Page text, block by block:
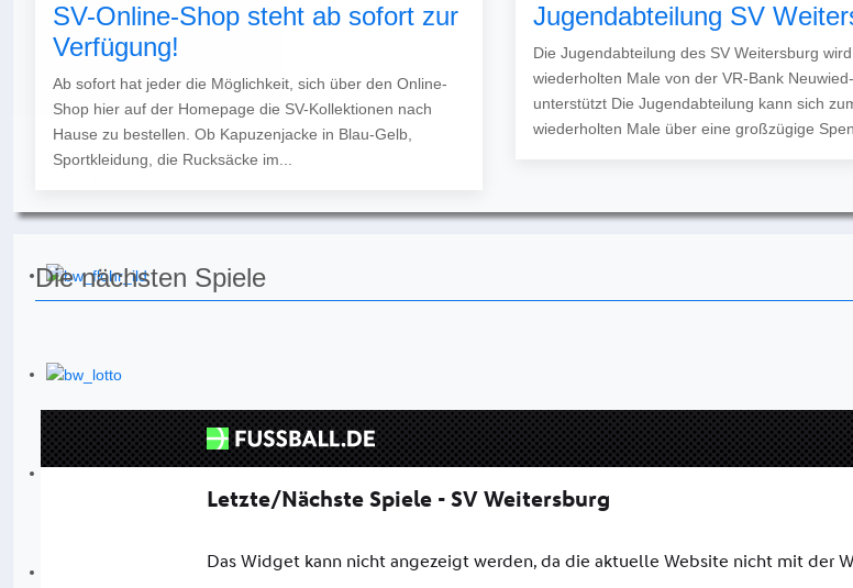
SV-Online-Shop steht ab sofort zur
Verfügung!
Ab sofort hat jeder die Möglichkeit, sich über den Online-
Shop hier auf der Homepage die SV-Kollektionen nach
Hause zu bestellen. Ob Kapuzenjacke in Blau-Gelb,
Sportkleidung, die Rucksäcke im...
Jugendabteilung SV
Die Jugendabteilung des SV Weitersburg
wiederholten Male von der VR-Bank
unterstützt Die Jugendabteilung kann sich
wiederholten Male über eine großzügige
Die nächsten Spiele